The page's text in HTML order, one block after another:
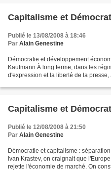
Capitalisme et
Publié le 13/08/2008 à 18:46
Par Alain Genestine
Démocratie et développement
Kaufmann À long terme, dans les
d'expression et la liberté de la
Capitalisme et
Publié le 12/08/2008 à 21:50
Par Alain Genestine
Démocratie et capitalisme :
Ivan Krastev, on craignait que
rejette l'économie de marché. On